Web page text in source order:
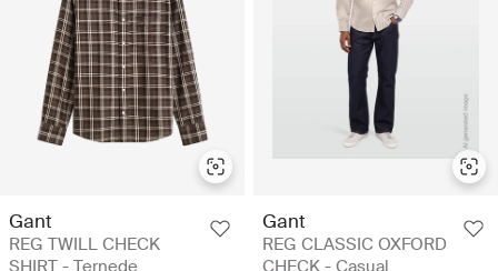
Gant
REG TWILL CHECK
SHIRT - Ternede
Gant
REG CLASSIC OXFORD
CHECK - Casual